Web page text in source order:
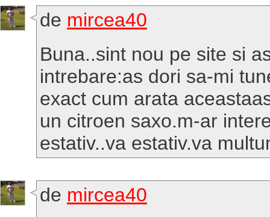
de mircea40
Buna..sint nou pe site si
intrebare:as dori sa-mi
exact cum arata
un citroen saxo.m-ar
estativ..va estativ.va
de mircea40